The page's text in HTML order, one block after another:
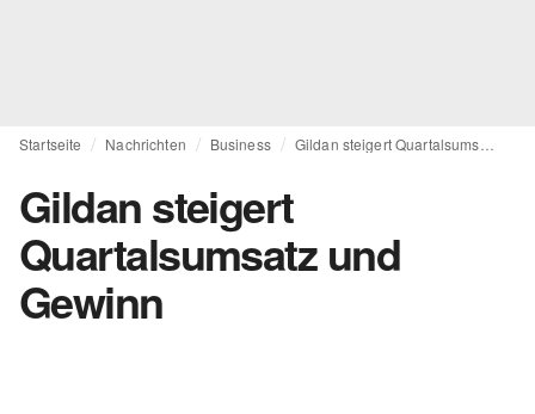
Startseite Nachrichten Business
Gildan steigert
Quartalsumsatz und
Gewinn